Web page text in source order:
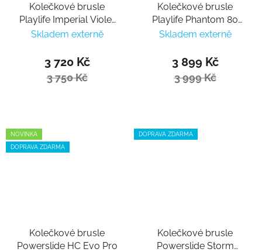
Kolečkové brusle
Playlife Imperial Violet
80
Skladem externě
3 720 Kč
3 750 Kč
Kolečkové brusle
Playlife Phantom 80
Black
Skladem externě
3 899 Kč
3 999 Kč
NOVINKA
DOPRAVA ZDARMA
Kolečkové brusle
Powerslide HC Evo Pro
DOPRAVA ZDARMA
Kolečkové brusle
Powerslide Storm